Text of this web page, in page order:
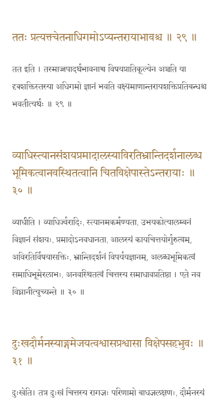
ततः प्रत्यक्त्चेतनाधिगमोऽप्यन्तरायाभावश्च ॥ २९ ॥
तत इति । तस्माज्जपादर्थभावनाच्च विषयप्रातिकूल्येन अञ्चति या
दृक्शक्तिस्तस्या अधिगमो ज्ञानं भवति वक्ष्यमाणान्तरायशक्तिप्रतिबन्धश्च
भवतीत्यर्थः ॥ २९ ॥
व्याधिस्त्यान​संशयप्रमादालस्या​विरतिभ्रान्तिदर्शनालब्ध​
भूमिकत्वानवस्थितत्वानि चितविक्षेपास्तेऽन्तरायाः ॥
३० ॥
व्याधीति । व्याधिर्ज्वरादिः, स्त्यानमकर्मण्यता, उभयकोत्यालम्बनं
विज्ञानं संशयः, प्रमादोऽनवधानता, आलस्यं कायचित्तयोर्गुरुत्वम्,
अविरतिर्विषयासक्तिः, भ्रान्तिदर्शनं विपर्ययज्ञानम्, अलब्धभूमिकत्वं
समाधिभूमेरलाभः, अनवस्थितत्वं चित्तस्य समाधावप्रतिष्ठा । एते नव
विघ्नानीत्युच्यन्ते ॥ ३० ॥
दुःखदौर्मनस्याङ्गमेजयत्वश्वासप्रश्वासा विक्षेपसहभुवः ॥
३१ ॥
दुःखेति। तत्र दुःखं चित्तस्य रागजः परिणामो बाधजलक्षणः, दौर्मनस्यं